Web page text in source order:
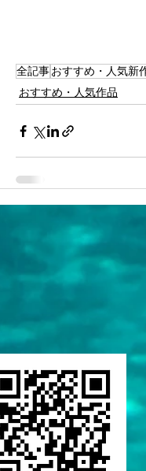
全記事おすすめ・人気新
おすすめ・人気作品